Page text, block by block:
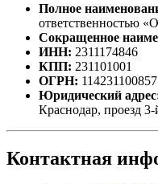
Полное
ответственностью
Сокращенное
ИНН: 2311174846
КПП: 231101001
ОГРН:
Юридический
Краснодар, проезд
Контактная